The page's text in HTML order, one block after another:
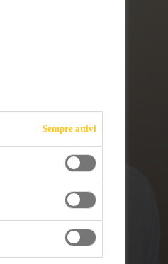
Sempre attivi